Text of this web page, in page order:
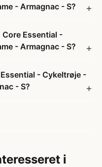
- Armagnac - S?
Essential -
- Armagnac - S?
- Cykeltrøje -
- S?
i